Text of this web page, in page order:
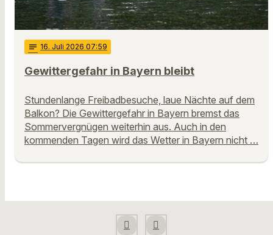
notes 16. Juli 2026 07:59
Gewittergefahr in Bayern bleibt
Stundenlange Freibadbesuche, laue Nächte auf dem
Balkon? Die Gewittergefahr in Bayern bremst das
Sommervergnügen weiterhin aus. Auch in den
kommenden Tagen wird das Wetter in Bayern nicht …